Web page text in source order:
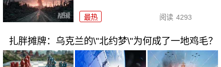
最热 阅读 4293
扎胖摊牌：乌克兰的\"北约梦\"为何成了一地鸡毛？